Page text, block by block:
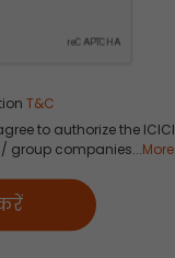
T&C
to authorize the ICICI
group companies... More